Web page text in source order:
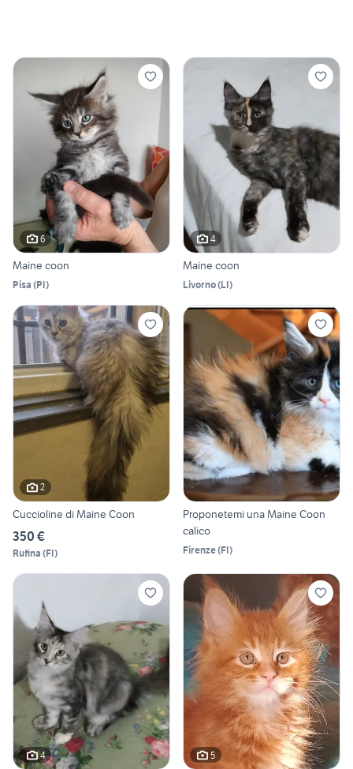
6
Maine coon
Pisa (PI)
4
Maine coon
Livorno(LI)
2
Cuccioline di Maine Coon
350 €
Rufina (FI)
Proponetemi una Maine Coon
calico
Firenze(FI)
4 5